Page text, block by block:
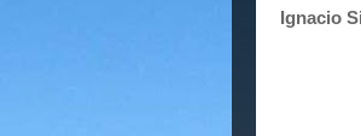
Ignacio